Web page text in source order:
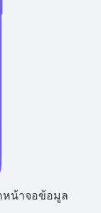
หน้าจอข้อมูล